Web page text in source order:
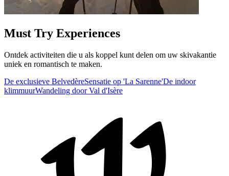
Must Try Experiences
Ontdek activiteiten die u als koppel kunt delen om uw skivakantie
uniek en romantisch te maken.
De exclusieve BelvedèreSensatie op 'La Sarenne'De indoor
klimmuurWandeling door Val d'Isère